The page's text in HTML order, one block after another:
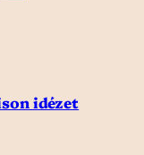
idézet